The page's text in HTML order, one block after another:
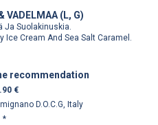
VADELMAA (L, G)
Ja Suolakinuskia.
Ice Cream And Sea Salt Caramel.
recommendation
€
D.O.C.G, Italy
*